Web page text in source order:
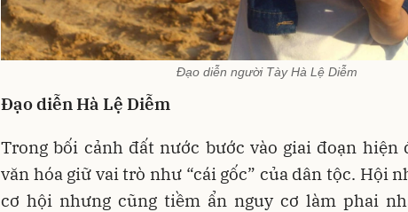
Đạo diễn người Tày Hà Lệ Diễm
Đạo diễn Hà Lệ Diễm
Trong bối cảnh đất nước bước vào giai đoạn hiện
văn hóa giữ vai trò như “cái gốc” của dân tộc. Hội
cơ hội nhưng cũng tiềm ẩn nguy cơ làm phai